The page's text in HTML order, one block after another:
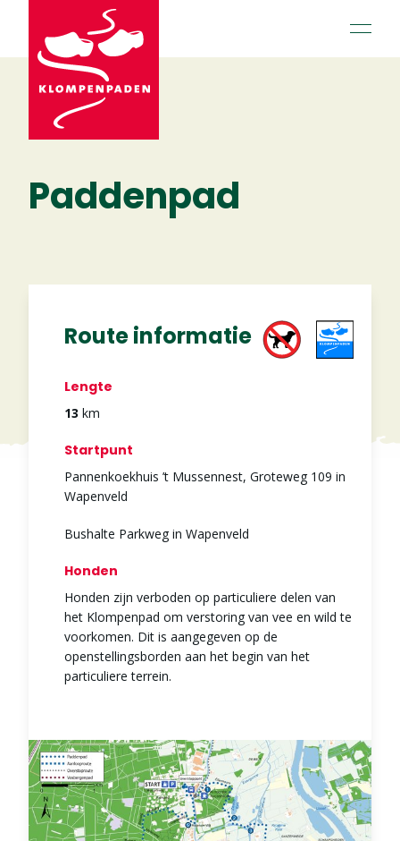
open
Paddenpad
Route informatie
Lengte
13 km
Startpunt
Pannenkoekhuis ’t Mussennest, Groteweg 109 in
Wapenveld
Bushalte Parkweg in Wapenveld
Honden
Honden zijn verboden op particuliere delen van
het Klompenpad om verstoring van vee en wild te
voorkomen. Dit is aangegeven op de
openstellingsborden aan het begin van het
particuliere terrein.